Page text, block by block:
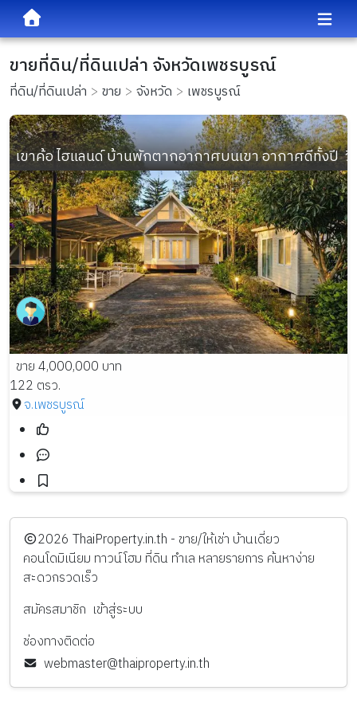
ขายที่ดิน/ที่ดินเปล่า จังหวัดเพชรบูรณ์
ที่ดิน/ที่ดินเปล่า ขาย จังหวัด เพชรบูรณ์
เขาค้อ ไฮแลนด์ บ้านพักตากอากาศบนเขา อากาศดีทั้งปี  วิ
ขาย 4,000,000 บาท
122 ตรว.
จ.เพชรบูรณ์
️2026 ThaiProperty.in.th - ขาย/ให้เช่า บ้านเดี่ยว
คอนโดมิเนียม ทาวน์โฮม ที่ดิน ทำเล หลายรายการ ค้นหาง่าย
สะดวกรวดเร็ว
สมัครสมาชิก เข้าสู่ระบบ
ช่องทางติดต่อ
webmaster@thaiproperty.in.th